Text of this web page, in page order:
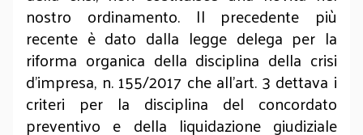
nostro ordinamento. Il precedente più
recente è dato dalla legge delega per la
riforma organica della disciplina della crisi
d’impresa, n. 155/2017 che all’art. 3 dettava i
criteri per la disciplina del concordato
preventivo e della liquidazione giudiziale